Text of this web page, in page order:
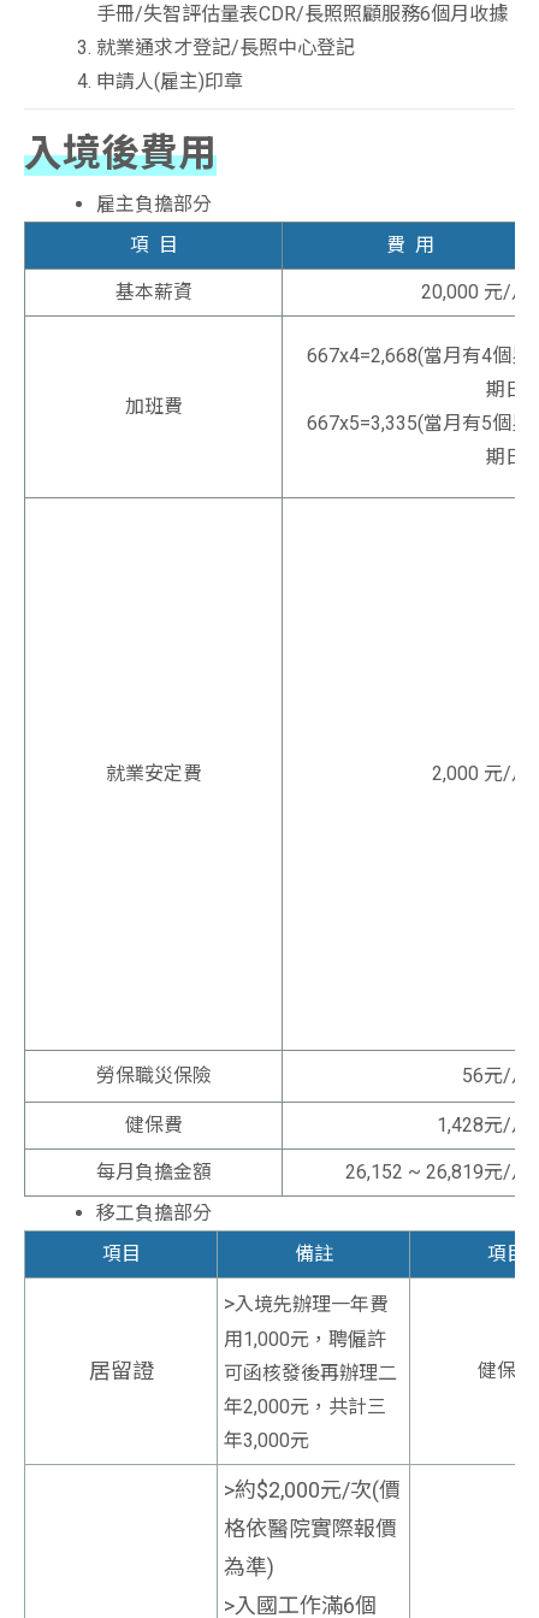
手冊/失智評估量表CDR/長照照顧服務6個月收據
就業通求才登記/長照中心登記
申請人(雇主)印章
入境後費用
雇主負擔部分
項 目
費 用
基本薪資 20,000 元/月
加班費
667x4=2,668(當月有4個星
期日)
667x5=3,335(當月有5個星
期日)
就業安定費 2,000 元/月
勞保職災保險 56元/月
健保費 1,428元/月
每月負擔金額
26,152 ~ 26,819元/月
移工負擔部分
項目
備註 項目
居留證
>入境先辦理一年費
用1,000元，聘僱許
可函核發後再辦理二
年2,000元，共計三
年3,000元
健保費
>約$2,000元/次(價
格依醫院實際報價
為準)
>入國工作滿6個